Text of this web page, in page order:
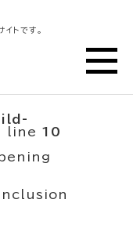
トです。
billiards-
to open
in
line 10